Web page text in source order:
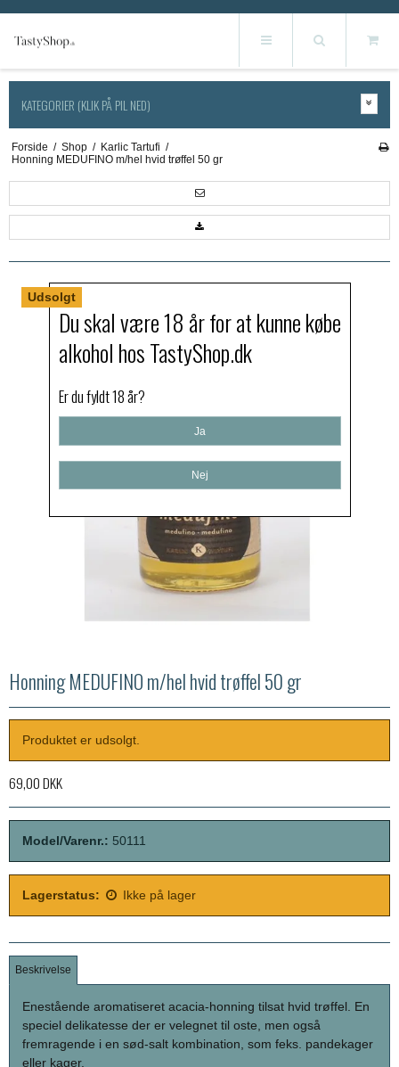
KATEGORIER (KLIK PÅ PIL NED)
Forside / Shop / Karlic Tartufi /
Honning MEDUFINO m/hel hvid trøffel 50 gr
Udsolgt
Honning MEDUFINO m/hel hvid trøffel 50 gr
Produktet er udsolgt.
69,00 DKK
Model/Varenr.: 50111
Lagerstatus: Ikke på lager
Beskrivelse
Enestående aromatiseret acacia-honning tilsat hvid trøffel. En
speciel delikatesse der er velegnet til oste, men også
fremragende i en sød-salt kombination, som feks. pandekager
eller kager.
Du skal være 18 år for at kunne købe
alkohol hos TastyShop.dk
Er du fyldt 18 år?
Ja
Nej